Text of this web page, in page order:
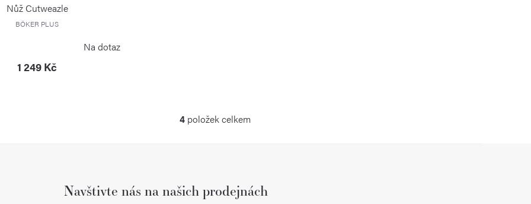
Nůž Cutweazle
BÖKER PLUS
Na dotaz
1 249 Kč
O
á
4 položek celkem
Navštivte nás na našich prodejnách